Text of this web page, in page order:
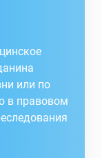
или по
в правовом